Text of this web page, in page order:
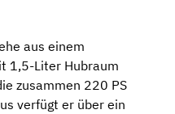
aus einem
1,5-Liter Hubraum
zusammen 220 PS
verfügt er über ein